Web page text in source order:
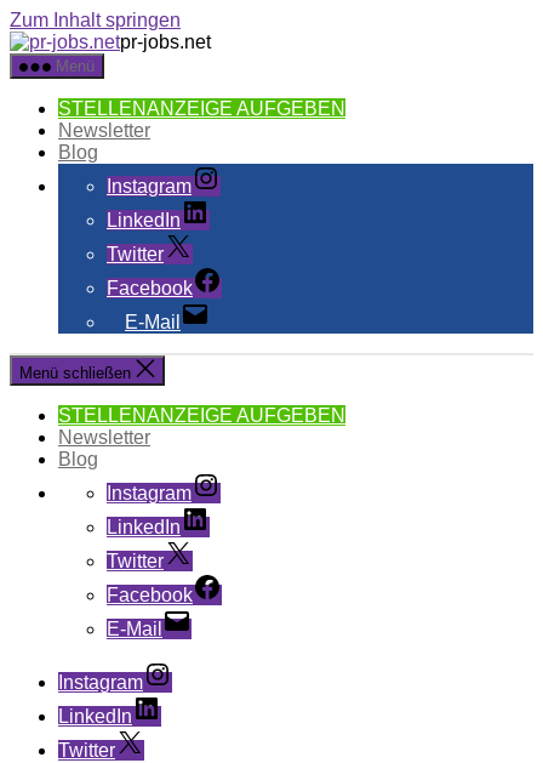
Zum Inhalt springen
pr-jobs.net
Menü
STELLENANZEIGE AUFGEBEN
Newsletter
Blog
Instagram
LinkedIn
Twitter
Facebook
E-Mail
Menü schließen
STELLENANZEIGE AUFGEBEN
Newsletter
Blog
Instagram
LinkedIn
Twitter
Facebook
E-Mail
Instagram
LinkedIn
Twitter